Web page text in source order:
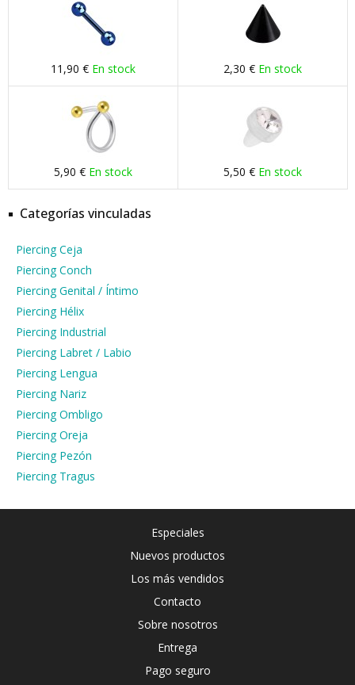
11,90 € En stock 2,30 € En stock
5,90 € En stock 5,50 € En stock
Categorías vinculadas
Piercing Ceja
Piercing Conch
Piercing Genital / Íntimo
Piercing Hélix
Piercing Industrial
Piercing Labret / Labio
Piercing Lengua
Piercing Nariz
Piercing Ombligo
Piercing Oreja
Piercing Pezón
Piercing Tragus
Especiales
Nuevos productos
Los más vendidos
Contacto
Sobre nosotros
Entrega
Pago seguro